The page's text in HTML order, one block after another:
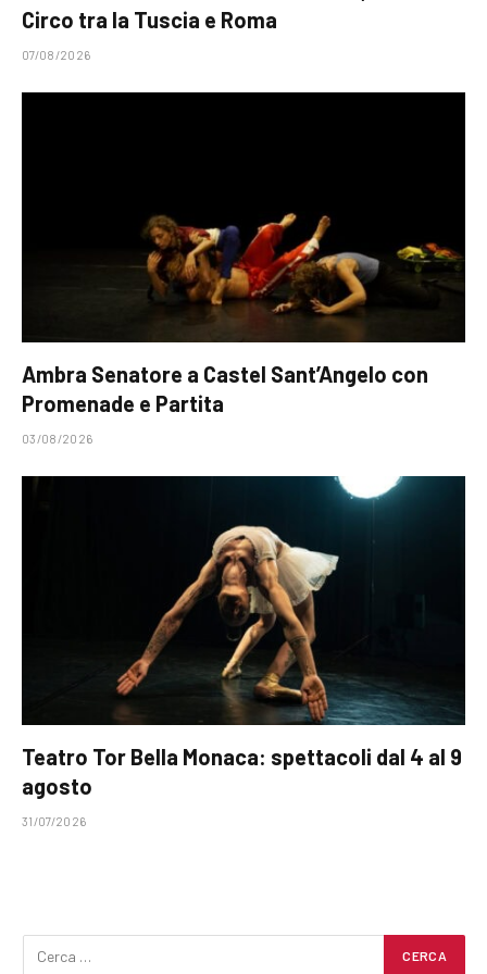
Circo tra la Tuscia e Roma
07/08/2026
Ambra Senatore a Castel Sant’Angelo con
Promenade e Partita
03/08/2026
Teatro Tor Bella Monaca: spettacoli dal 4 al 9
agosto
31/07/2026